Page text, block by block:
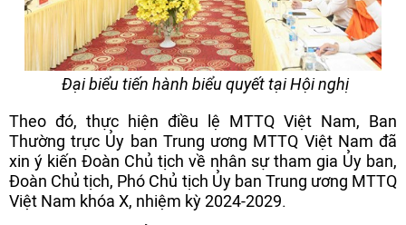
Đại biểu tiến hành biểu quyết tại Hội nghị
Theo đó, thực hiện điều lệ MTTQ Việt Nam, Ban
Thường trực Ủy ban Trung ương MTTQ Việt Nam đã
xin ý kiến Đoàn Chủ tịch về nhân sự tham gia Ủy ban,
Đoàn Chủ tịch, Phó Chủ tịch Ủy ban Trung ương MTTQ
Việt Nam khóa X, nhiệm kỳ 2024-2029.